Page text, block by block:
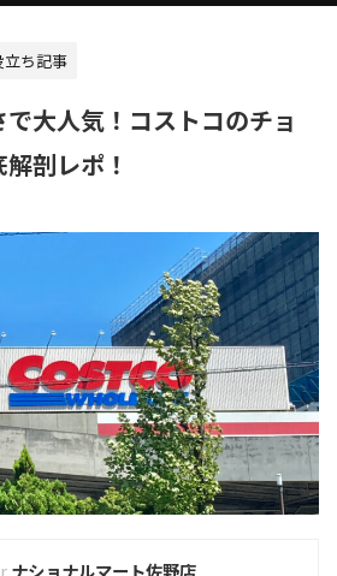
ち記事
大人気！コストコのチョ
剖レポ！
ナショナルマート佐野店